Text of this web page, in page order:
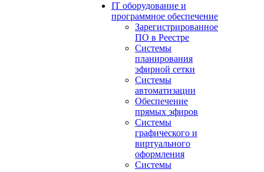
IT оборудование и
программное обеспечение
Зарегистрированное
ПО в Реестре
Системы
планирования
эфирной сетки
Системы
автоматизации
Обеспечение
прямых эфиров
Системы
графического и
виртуального
оформления
Системы